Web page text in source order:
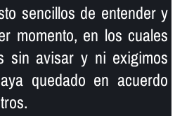
sencillos de entender y
momento, en los cuales
sin avisar y ni exigimos
quedado en acuerdo